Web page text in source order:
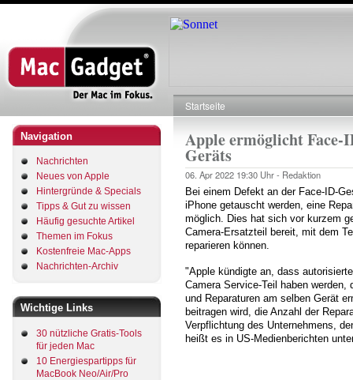
Direkt
zum
Navigation
Nachrichten
Neues von Apple
Hintergründe & Specials
Tipps & Gut zu wissen
Häufig gesuchte Artikel
Themen im Fokus
Kostenfreie Mac-Apps
Nachrichten-Archiv
Wichtige Links
30 nützliche Gratis-Tools
für jeden Mac
10 Energiespartipps für
MacBook Neo/Air/Pro
Pfadnavigation
Startseite
Apple ermöglicht Face-
Geräts
06. Apr 2022 19:30 Uhr - Redaktion
Bei einem Defekt an der Face-ID-
iPhone getauscht werden, eine
möglich. Dies hat sich vor kurzem
Camera-Ersatzteil bereit, mit dem
reparieren können.
"Apple kündigte an, dass
Camera Service-Teil haben
und Reparaturen am selben Gerät
beitragen wird, die Anzahl der
Verpflichtung des Unternehmens,
heißt es in US-Medienberichten